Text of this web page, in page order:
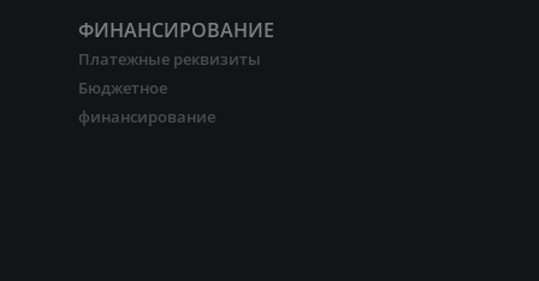
ФИНАНСИРОВАНИЕ
Платежные реквизиты
Бюджетное
финансирование